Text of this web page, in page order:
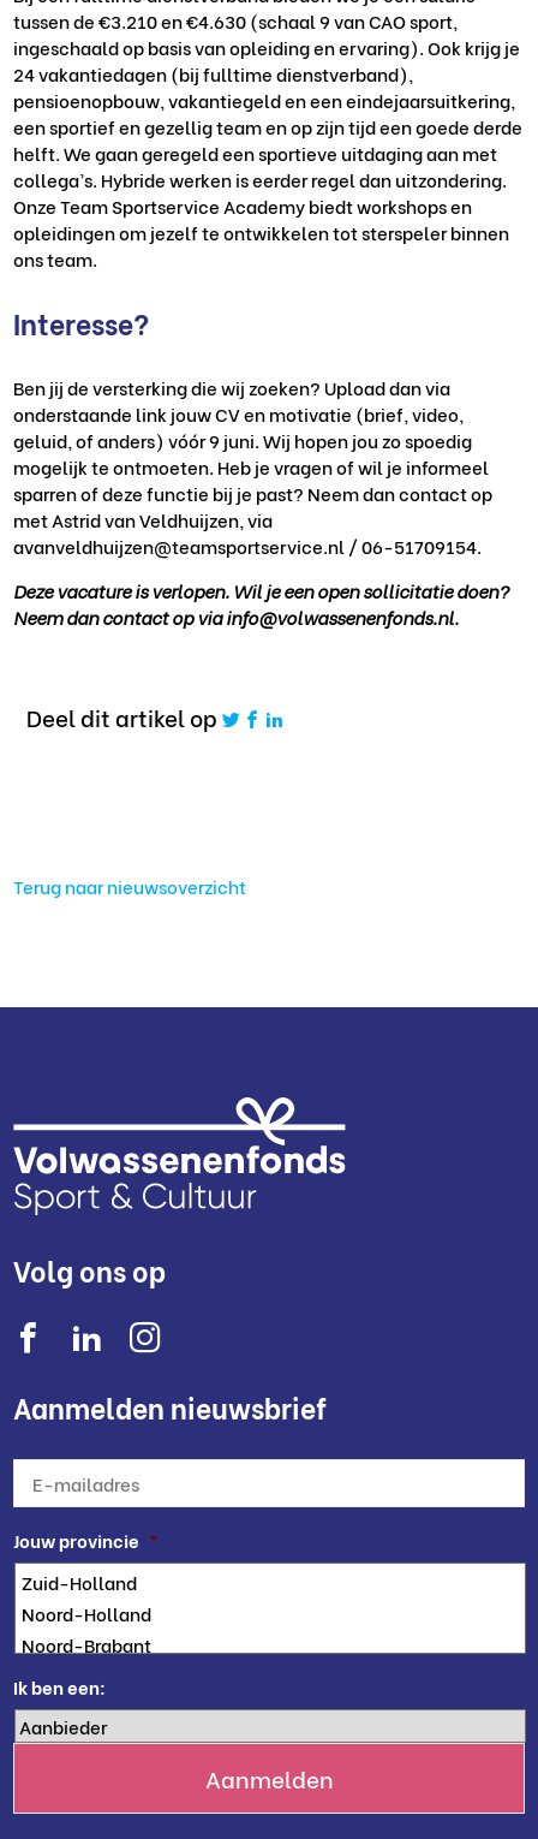
tussen de €3.210 en €4.630 (schaal 9 van CAO sport,
ingeschaald op basis van opleiding en ervaring). Ook krijg je
24 vakantiedagen (bij fulltime dienstverband),
pensioenopbouw, vakantiegeld en een eindejaarsuitkering,
een sportief en gezellig team en op zijn tijd een goede derde
helft. We gaan geregeld een sportieve uitdaging aan met
collega’s. Hybride werken is eerder regel dan uitzondering.
Onze Team Sportservice Academy biedt workshops en
opleidingen om jezelf te ontwikkelen tot sterspeler binnen
ons team.
Interesse?
Ben jij de versterking die wij zoeken? Upload dan via
onderstaande link jouw CV en motivatie (brief, video,
geluid, of anders) vóór 9 juni. Wij hopen jou zo spoedig
mogelijk te ontmoeten. Heb je vragen of wil je informeel
sparren of deze functie bij je past? Neem dan contact op
met Astrid van Veldhuijzen, via
avanveldhuijzen@teamsportservice.nl / 06-51709154.
Deze vacature is verlopen. Wil je een open sollicitatie doen?
Neem dan contact op via info@volwassenenfonds.nl.
Deel dit artikel op
Terug naar nieuwsoverzicht
Volg ons op
Aanmelden nieuwsbrief
mailadres *
Jouw provincie *
Ik ben een: